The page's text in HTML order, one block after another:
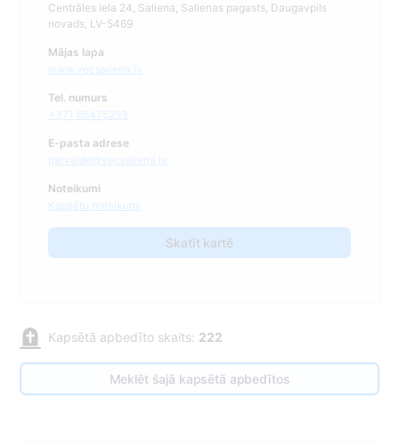
Centrāles iela 24, Saliena, Salienas pagasts, Daugavpils
novads, LV-5469
Mājas lapa
www.vecsaliena.lv
Tel. numurs
+371 65475253
E-pasta adrese
parvalde@vecsaliena.lv
Noteikumi
Kapsētu noteikumi
Skatīt kartē
Kapsētā apbedīto skaits: 222
Meklēt šajā kapsētā apbedītos